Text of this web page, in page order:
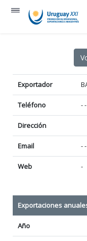
Exportador
Teléfono -
Dirección
Email -
Web -
Exportaciones
Año